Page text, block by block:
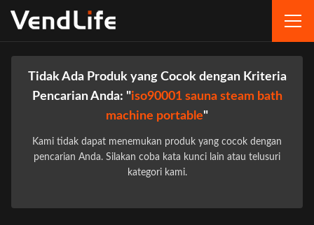
Tidak Ada Produk yang Cocok dengan Kriteria
Pencarian Anda: "iso90001 sauna steam bath
machine portable"
Kami tidak dapat menemukan produk yang cocok dengan
pencarian Anda. Silakan coba kata kunci lain atau telusuri
kategori kami.